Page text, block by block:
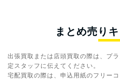
まとめ売り
出張買取または店頭買取の際は、プ
定スタッフに伝えてください。
宅配買取の際は、申込用紙のフリー